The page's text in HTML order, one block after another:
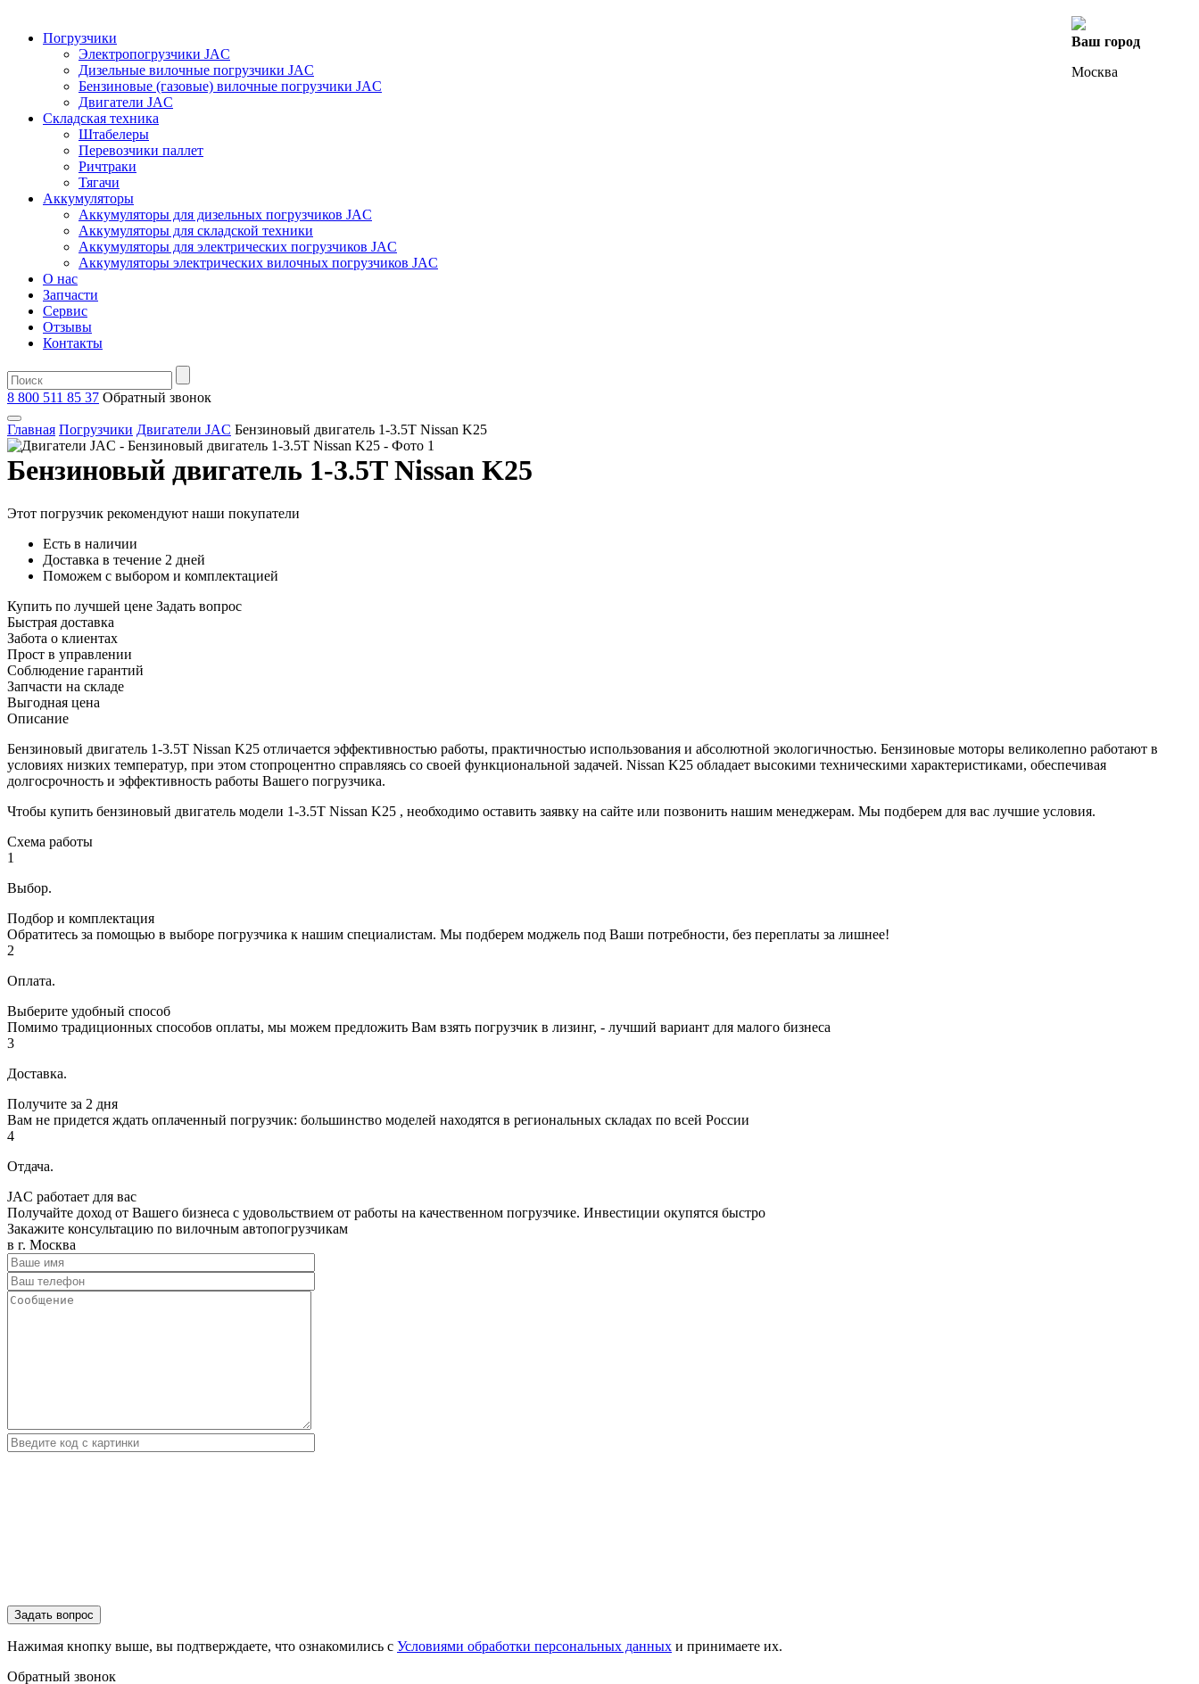
Погрузчики
Электропогрузчики JAC
Дизельные вилочные погрузчики JAC
Бензиновые (газовые) вилочные погрузчики JAC
Двигатели JAC
Складская техника
Штабелеры
Перевозчики паллет
Ричтраки
Тягачи
Аккумуляторы
Аккумуляторы для дизельных погрузчиков JAC
Аккумуляторы для складской техники
Аккумуляторы для электрических погрузчиков JAC
Аккумуляторы электрических вилочных погрузчиков JAC
О нас
Запчасти
Сервис
Отзывы
Контакты
Ваш город
Москва
8 800 511 85 37 Oбратный звонок
Главная Погрузчики Двигатели JAC Бензиновый двигатель 1-3.5T Nissan K25
Бензиновый двигатель 1-3.5T Nissan K25
Этот погрузчик рекомендуют наши покупатели
Есть в наличии
Доставка в течение 2 дней
Поможем с выбором и комплектацией
Купить по лучшей цене Задать вопрос
Быстрая доставка
Забота о клиентах
Прост в управлении
Соблюдение гарантий
Запчасти на складе
Выгодная цена
Описание
Бензиновый двигатель 1-3.5T Nissan K25 отличается эффективностью работы, практичностью использования и абсолютной экологичностью. Бензиновые моторы великолепно работают в
условиях низких температур, при этом стопроцентно справляясь со своей функциональной задачей. Nissan K25 обладает высокими техническими характеристиками, обеспечивая
долгосрочность и эффективность работы Вашего погрузчика.
Чтобы купить бензиновый двигатель модели 1-3.5T Nissan K25 , необходимо оставить заявку на сайте или позвонить нашим менеджерам. Мы подберем для вас лучшие условия.
Схема работы
1
Выбор.
Подбор и комплектация
Обратитесь за помощью в выборе погрузчика к нашим специалистам. Мы подберем моджель под Ваши потребности, без переплаты за лишнее!
2
Оплата.
Выберите удобный способ
Помимо традиционных способов оплаты, мы можем предложить Вам взять погрузчик в лизинг, - лучший вариант для малого бизнеса
3
Доставка.
Получите за 2 дня
Вам не придется ждать оплаченный погрузчик: большинство моделей находятся в региональных складах по всей России
4
Отдача.
JAC работает для вас
Получайте доход от Вашего бизнеса с удовольствием от работы на качественном погрузчике. Инвестиции окупятся быстро
Закажите консультацию по вилочным автопогрузчикам
в г. Москва
Нажимая кнопку выше, вы подтверждаете, что ознакомились с Условиями обработки персональных данных и принимаете их.
Обратный звонок